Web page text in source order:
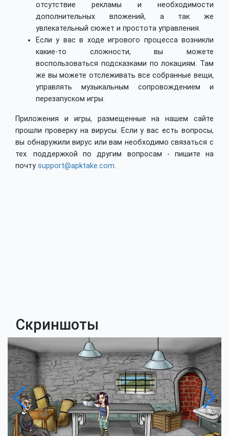
отсутствие рекламы и необходимости
дополнительных вложений, а так же
увлекательный сюжет и простота управления.
Если у вас в ходе игрового процесса возникли
какие-то сложности, вы можете
воспользоваться подсказками по локациям. Там
же вы можете отслеживать все собранные вещи,
управлять музыкальным сопровождением и
перезапуском игры.
Приложения и игры, размещенные на нашем сайте
прошли проверку на вирусы. Если у вас есть вопросы,
вы обнаружили вирус или вам необходимо связаться с
тех. поддержкой по другим вопросам - пишите на
почту support@apktake.com.
Скриншоты